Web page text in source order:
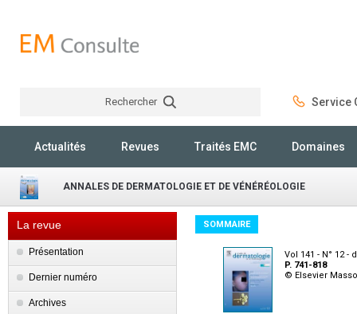
Rechercher Service
Actualités Revues Traités EMC Domaines
ANNALES DE DERMATOLOGIE ET DE VÉNÉRÉOLOGIE
La revue
Présentation
Dernier numéro
Archives
SOMMAIRE
Vol 141 - N° 12 -
P. 741-818
© Elsevier